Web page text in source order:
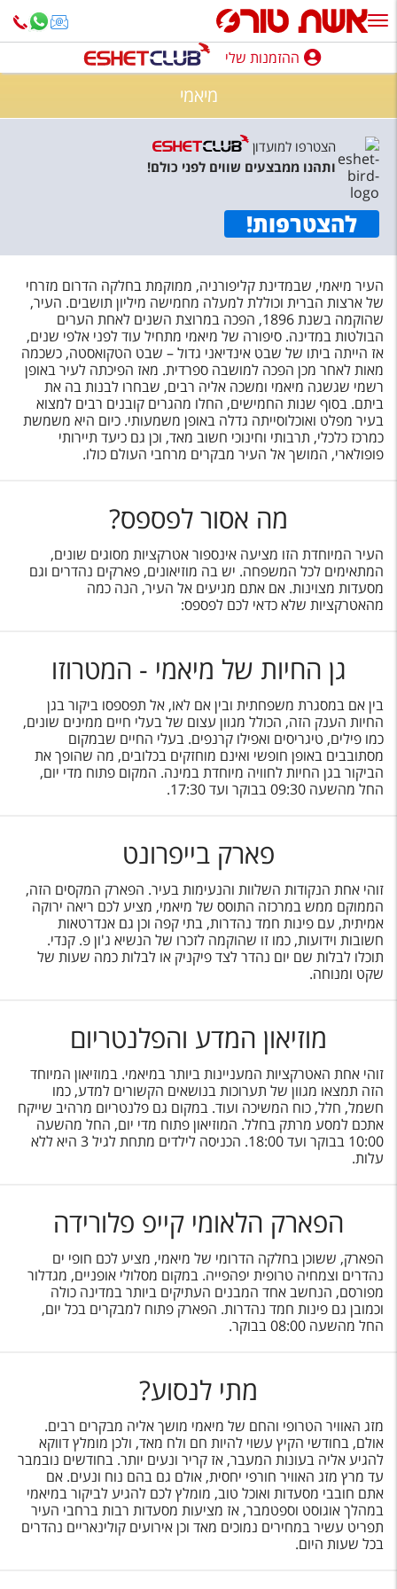
ההזמנות שלי
חופשה לפי סגנון
טיולים מאורגנים
חבילות נופש
הרגע האחרון
חבילות בריאות וספא
טיסות לחו"ל
מלונות בחו"ל
מגזין אשת
שירות לקוחות
תקנון
נגישות
עקבו אחרינו
ההזמנות שלי
מיאמי
הצטרפו למועדון
ותהנו ממבצעים שווים לפני כולם!
להצטרפות!
העיר מיאמי, שבמדינת קליפורניה, ממוקמת בחלקה הדרום מזרחי
של ארצות הברית וכוללת למעלה מחמישה מיליון תושבים. העיר,
שהוקמה בשנת 1896, הפכה במרוצת השנים לאחת הערים
הבולטות במדינה. סיפורה של מיאמי מתחיל עוד לפני אלפי שנים,
אז הייתה ביתו של שבט אינדיאני גדול – שבט הטקואסטה, כשכמה
מאות לאחר מכן הפכה למושבה ספרדית. מאז הפיכתה לעיר באופן
רשמי שגשגה מיאמי ומשכה אליה רבים, שבחרו לבנות בה את
ביתם. בסוף שנות החמישים, החלו מהגרים קובנים רבים למצוא
בעיר מפלט ואוכלוסייתה גדלה באופן משמעותי. כיום היא משמשת
כמרכז כלכלי, תרבותי וחינוכי חשוב מאד, וכן גם כיעד תיירותי
פופולארי, המושך אל העיר מבקרים מרחבי העולם כולו.
מה אסור לפספס?
העיר המיוחדת הזו מציעה אינספור אטרקציות מסוגים שונים,
המתאימים לכל המשפחה. יש בה מוזיאונים, פארקים נהדרים וגם
מסעדות מצוינות. אם אתם מגיעים אל העיר, הנה כמה
מהאטרקציות שלא כדאי לכם לפספס:
גן החיות של מיאמי - המטרוזו
בין אם במסגרת משפחתית ובין אם לאו, אל תפספסו ביקור בגן
החיות הענק הזה, הכולל מגוון עצום של בעלי חיים ממינים שונים,
כמו פילים, טיגריסים ואפילו קרנפים. בעלי החיים שבמקום
מסתובבים באופן חופשי ואינם מוחזקים בכלובים, מה שהופך את
הביקור בגן החיות לחוויה מיוחדת במינה. המקום פתוח מדי יום,
החל מהשעה 09:30 בבוקר ועד 17:30.
פארק בייפרונט
זוהי אחת הנקודות השלוות והנעימות בעיר. הפארק המקסים הזה,
הממוקם ממש במרכזה התוסס של מיאמי, מציע לכם ריאה ירוקה
אמיתית, עם פינות חמד נהדרות, בתי קפה וכן גם אנדרטאות
חשובות וידועות, כמו זו שהוקמה לזכרו של הנשיא ג'ון פ. קנדי.
תוכלו לבלות שם יום נהדר לצד פיקניק או לבלות כמה שעות של
שקט ומנוחה.
מוזיאון המדע והפלנטריום
זוהי אחת האטרקציות המעניינות ביותר במיאמי. במוזיאון המיוחד
הזה תמצאו מגוון של תערוכות בנושאים הקשורים למדע, כמו
חשמל, חלל, כוח המשיכה ועוד. במקום גם פלנטריום מרהיב שייקח
אתכם למסע מרתק בחלל. המוזיאון פתוח מדי יום, החל מהשעה
10:00 בבוקר ועד 18:00. הכניסה לילדים מתחת לגיל 3 היא ללא
עלות.
הפארק הלאומי קייפ פלורידה
הפארק, ששוכן בחלקה הדרומי של מיאמי, מציע לכם חופי ים
נהדרים וצמחיה טרופית יפהפייה. במקום מסלולי אופניים, מגדלור
מפורסם, הנחשב אחד המבנים העתיקים ביותר במדינה כולה
וכמובן גם פינות חמד נהדרות. הפארק פתוח למבקרים בכל יום,
החל מהשעה 08:00 בבוקר.
מתי לנסוע?
מזג האוויר הטרופי והחם של מיאמי מושך אליה מבקרים רבים.
אולם, בחודשי הקיץ עשוי להיות חם ולח מאד, ולכן מומלץ דווקא
להגיע אליה בעונות המעבר, אז קריר ונעים יותר. בחודשים נובמבר
עד מרץ מזג האוויר חורפי יחסית, אולם גם בהם נוח ונעים. אם
אתם חובבי מסעדות ואוכל טוב, מומלץ לכם להגיע לביקור במיאמי
במהלך אוגוסט וספטמבר, אז מציעות מסעדות רבות ברחבי העיר
תפריט עשיר במחירים נמוכים מאד וכן אירועים קולינאריים נהדרים
בכל שעות היום.